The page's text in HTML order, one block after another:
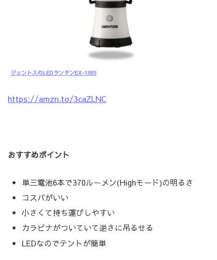
ジェントスのLEDランタンEX-136S
https://amzn.to/3caZLNC
おすすめポイント
単三電池6本で370ルーメン(Highモード)の明るさ
コスパがいい
小さくて持ち運びしやすい
カラビナがついていて逆さに吊るせる
LEDなのでテントが簡単